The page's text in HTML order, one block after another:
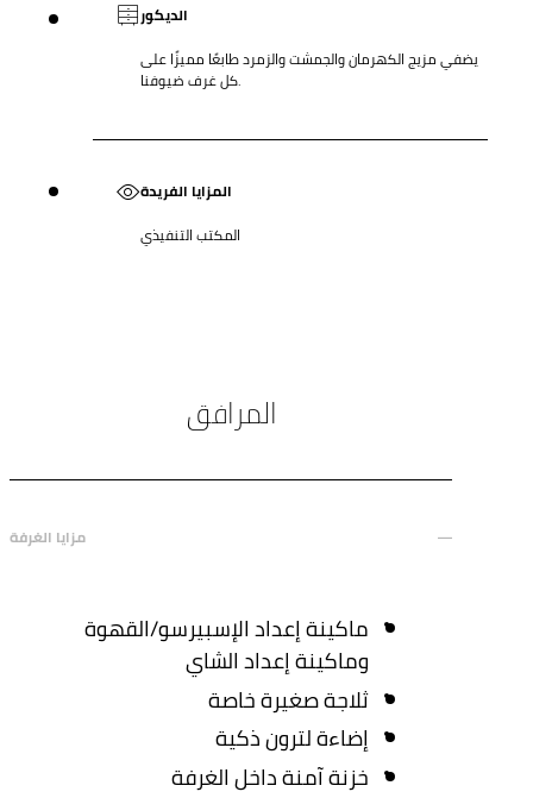
الديكور
يضفي مزيج الكهرمان والجمشت والزمرد طابعًا مميزًا على
كل غرف ضيوفنا.
المزايا الفريدة
المكتب التنفيذي
المرافق
مزايا الغرفة
ماكينة إعداد الإسبيرسو/القهوة
وماكينة إعداد الشاي
ثلاجة صغيرة خاصة
إضاءة لترون ذكية
خزنة آمنة داخل الغرفة